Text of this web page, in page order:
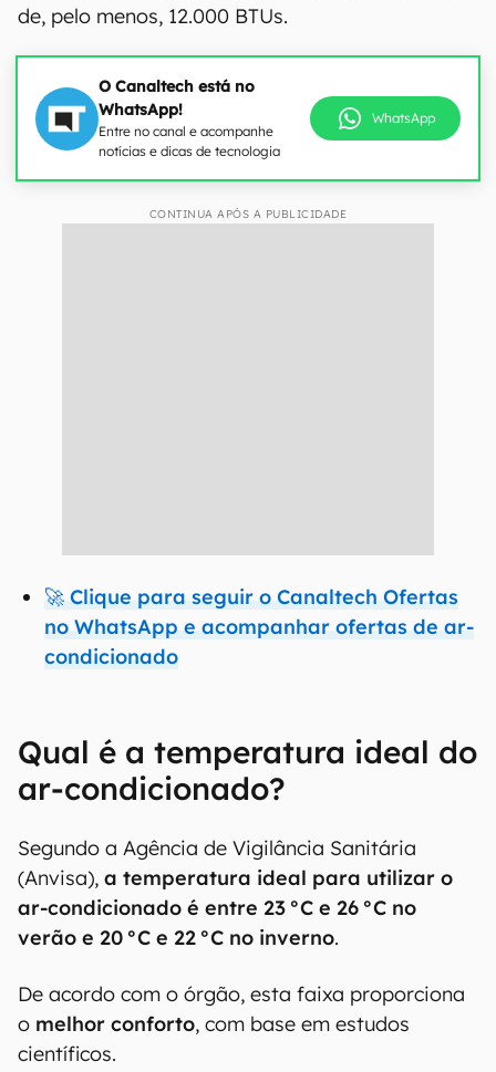
de, pelo menos, 12.000 BTUs.
O Canaltech está no
WhatsApp!
Entre no canal e acompanhe
notícias e dicas de tecnologia
WhatsApp
CONTINUA APÓS A PUBLICIDADE
🚀 Clique para seguir o Canaltech Ofertas
no WhatsApp e acompanhar ofertas de ar-
condicionado
Qual é a temperatura ideal do
ar-condicionado?
Segundo a Agência de Vigilância Sanitária
(Anvisa), a temperatura ideal para utilizar o
ar-condicionado é entre 23 °C e 26 °C no
verão e 20 °C e 22 °C no inverno.
De acordo com o órgão, esta faixa proporciona
o melhor conforto, com base em estudos
científicos.